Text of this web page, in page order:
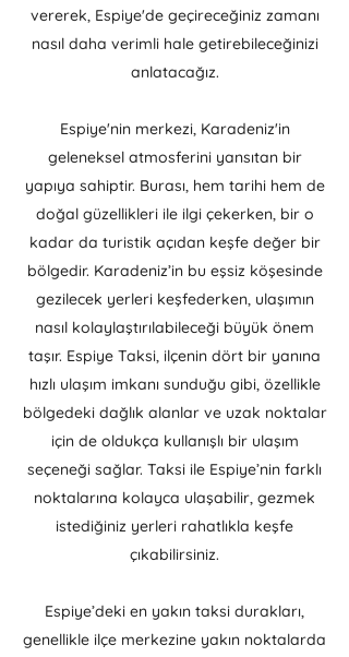
vererek, Espiye'de geçireceğiniz zamanı
nasıl daha verimli hale getirebileceğinizi
anlatacağız.
Espiye'nin merkezi, Karadeniz'in
geleneksel atmosferini yansıtan bir
yapıya sahiptir. Burası, hem tarihi hem de
doğal güzellikleri ile ilgi çekerken, bir o
kadar da turistik açıdan keşfe değer bir
bölgedir. Karadeniz’in bu eşsiz köşesinde
gezilecek yerleri keşfederken, ulaşımın
nasıl kolaylaştırılabileceği büyük önem
taşır. Espiye Taksi, ilçenin dört bir yanına
hızlı ulaşım imkanı sunduğu gibi, özellikle
bölgedeki dağlık alanlar ve uzak noktalar
için de oldukça kullanışlı bir ulaşım
seçeneği sağlar. Taksi ile Espiye’nin farklı
noktalarına kolayca ulaşabilir, gezmek
istediğiniz yerleri rahatlıkla keşfe
çıkabilirsiniz.
Espiye’deki en yakın taksi durakları,
genellikle ilçe merkezine yakın noktalarda